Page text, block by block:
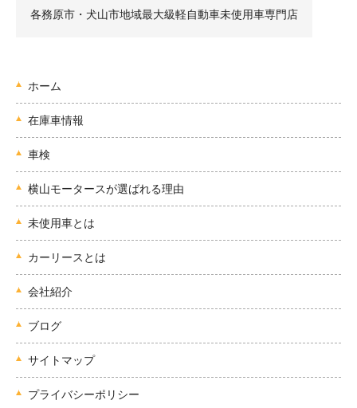
各務原市・犬山市地域最大級軽自動車未使用車専門店
ホーム
在庫車情報
車検
横山モータースが選ばれる理由
未使用車とは
カーリースとは
会社紹介
ブログ
サイトマップ
プライバシーポリシー